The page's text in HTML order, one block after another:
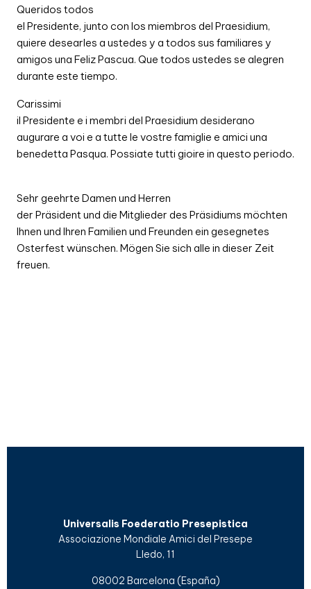
Queridos todos
el Presidente, junto con los miembros del Praesidium,
quiere desearles a ustedes y a todos sus familiares y
amigos una Feliz Pascua. Que todos ustedes se alegren
durante este tiempo.
Carissimi
il Presidente e i membri del Praesidium desiderano
augurare a voi e a tutte le vostre famiglie e amici una
benedetta Pasqua. Possiate tutti gioire in questo periodo.
Sehr geehrte Damen und Herren
der Präsident und die Mitglieder des Präsidiums möchten
Ihnen und Ihren Familien und Freunden ein gesegnetes
Osterfest wünschen. Mögen Sie sich alle in dieser Zeit
freuen.
Universalis Foederatio Presepistica
Associazione Mondiale Amici del Presepe
Lledo, 11
08002 Barcelona (España)